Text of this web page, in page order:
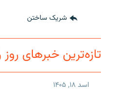
شریک ساختن
تازه‌ترین خبرهای روز
اسد ۱۸, ۱۴۰۵